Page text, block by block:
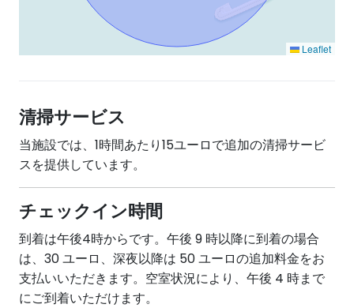
Leaflet
清掃サービス
当施設では、1時間あたり15ユーロで追加の清掃サービ
スを提供しています。
チェックイン時間
到着は午後4時からです。午後 9 時以降に到着の場合
は、30 ユーロ、深夜以降は 50 ユーロの追加料金をお
支払いいただきます。空室状況により、午後 4 時まで
にご到着いただけます。